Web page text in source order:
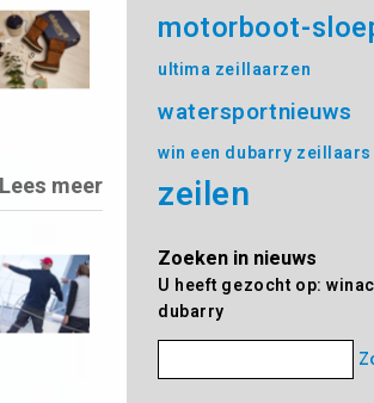
Lees meer
motorboot-
ultima zeillaarzen
watersportnieuws
win een dubarry zeillaars
zeilen
Zoeken in nieuws
U heeft gezocht op:
dubarry